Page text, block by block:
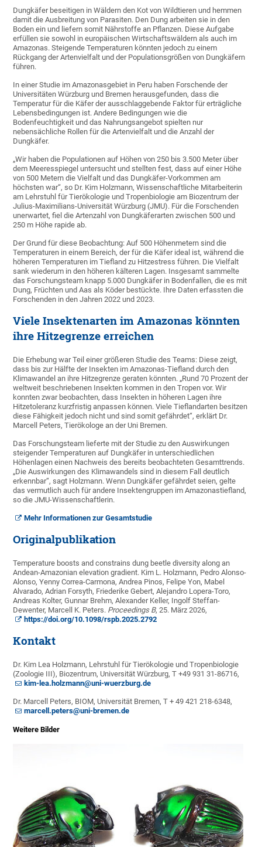
Dungkäfer beseitigen in Wäldern den Kot von Wildtieren und hemmen
damit die Ausbreitung von Parasiten. Den Dung arbeiten sie in den
Boden ein und liefern somit Nährstoffe an Pflanzen. Diese Aufgabe
erfüllen sie sowohl in europäischen Wirtschaftswäldern als auch im
Amazonas. Steigende Temperaturen könnten jedoch zu einem
Rückgang der Artenvielfalt und der Populationsgrößen von Dungkäfern
führen.
In einer Studie im Amazonasgebiet in Peru haben Forschende der
Universitäten Würzburg und Bremen herausgefunden, dass die
Temperatur für die Käfer der ausschlaggebende Faktor für erträgliche
Lebensbedingungen ist. Andere Bedingungen wie die
Bodenfeuchtigkeit und das Nahrungsangebot spielten nur
nebensächliche Rollen für die Artenvielfalt und die Anzahl der
Dungkäfer.
„Wir haben die Populationen auf Höhen von 250 bis 3.500 Meter über
dem Meeresspiegel untersucht und stellten fest, dass auf einer Höhe
von 500 Metern die Vielfalt und das Dungkäfer-Vorkommen am
höchsten war“, so Dr. Kim Holzmann, Wissenschaftliche Mitarbeiterin
am Lehrstuhl für Tierökologie und Tropenbiologie am Biozentrum der
Julius-Maximilians-Universität Würzburg (JMU). Für die Forschenden
unerwartet, fiel die Artenzahl von Dungkäferarten zwischen 500 und
250 m Höhe rapide ab.
Der Grund für diese Beobachtung: Auf 500 Höhenmetern sind die
Temperaturen in einem Bereich, der für die Käfer ideal ist, während die
höheren Temperaturen im Tiefland zu Hitzestress führen. Die Vielfalt
sank wiederum in den höheren kälteren Lagen. Insgesamt sammelte
das Forschungsteam knapp 5.000 Dungkäfer in Bodenfallen, die es mit
Dung, Früchten und Aas als Köder bestückte. Ihre Daten erfassten die
Forschenden in den Jahren 2022 und 2023.
Viele Insektenarten im Amazonas könnten
ihre Hitzegrenze erreichen
Die Erhebung war Teil einer größeren Studie des Teams: Diese zeigt,
dass bis zur Hälfte der Insekten im Amazonas-Tiefland durch den
Klimawandel an ihre Hitzegrenze geraten könnten. „Rund 70 Prozent der
weltweit beschriebenen Insekten kommen in den Tropen vor. Wir
konnten zwar beobachten, dass Insekten in höheren Lagen ihre
Hitzetoleranz kurzfristig anpassen können. Viele Tieflandarten besitzen
diese Fähigkeit jedoch nicht und sind somit gefährdet“, erklärt Dr.
Marcell Peters, Tierökologe an der Uni Bremen.
Das Forschungsteam lieferte mit der Studie zu den Auswirkungen
steigender Temperaturen auf Dungkäfer in unterschiedlichen
Höhenlagen einen Nachweis des bereits beobachteten Gesamttrends.
„Die Auswirkungen des Klimawandels sind in diesem Fall deutlich
erkennbar“, sagt Holzmann. Wenn Dungkäfer gefährdet seien, gelte
das vermutlich auch für andere Insektengruppen im Amazonastiefland,
so die JMU-Wissenschaftlerin.
Mehr Informationen zur Gesamtstudie
Originalpublikation
Temperature boosts and constrains dung beetle diversity along an
Andean-Amazonian elevation gradient. Kim L. Holzmann, Pedro Alonso-
Alonso, Yenny Correa-Carmona, Andrea Pinos, Felipe Yon, Mabel
Alvarado, Adrian Forsyth, Friederike Gebert, Alejandro Lopera-Toro,
Andreas Kolter, Gunnar Brehm, Alexander Keller, Ingolf Steffan-
Dewenter, Marcell K. Peters. Proceedings B, 25. März 2026,
https://doi.org/10.1098/rspb.2025.2792
Kontakt
Dr. Kim Lea Holzmann, Lehrstuhl für Tierökologie und Tropenbiologie
(Zoologie III), Biozentrum, Universität Würzburg, T +49 931 31-86716,
kim-lea.holzmann@uni-wuerzburg.de
Dr. Marcell Peters, BIOM, Universität Bremen, T + 49 421 218-6348,
marcell.peters@uni-bremen.de
Weitere Bilder